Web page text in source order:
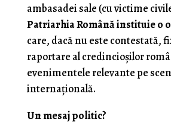
ambasadei sale (cu victime
Patriarhia Română instituie o
care, dacă nu este contestată,
raportare al credincioşilor
evenimentele relevante pe
internaţională.
Un mesaj politic?